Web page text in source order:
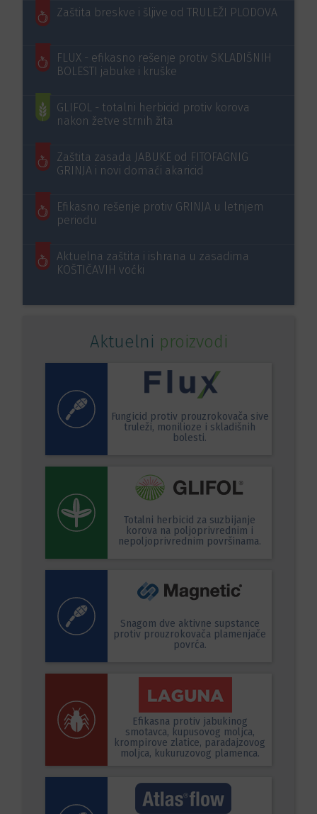
Zaštita breskve i šljive od TRULEŽI PLODOVA
FLUX - efikasno rešenje protiv SKLADIŠNIH
BOLESTI jabuke i kruške
GLIFOL - totalni herbicid protiv korova
nakon žetve strnih žita
Zaštita zasada JABUKE od FITOFAGNIG
GRINJA i novi domaći akaricid
Efikasno rešenje protiv GRINJA u letnjem
periodu
Aktuelna zaštita i ishrana u zasadima
KOŠTIČAVIH voćki
Aktuelni proizvodi
Fungicid protiv prouzrokovača sive
truleži, monilioze i skladišnih
bolesti.
Totalni herbicid za suzbijanje
korova na poljoprivrednim i
nepoljoprivrednim površinama.
Snagom dve aktivne supstance
protiv prouzrokovača plamenjače
povrća.
Efikasna protiv jabukinog
smotavca, kupusovog moljca,
krompirove zlatice, paradajzovog
moljca, kukuruzovog plamenca.